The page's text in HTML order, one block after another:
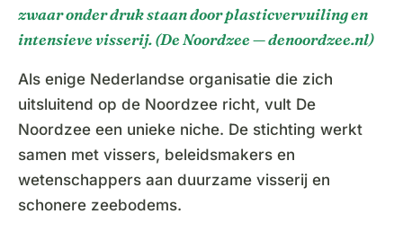
zwaar onder druk staan door plasticvervuiling en
intensieve visserij. (De Noordzee — denoordzee.nl)
Als enige Nederlandse organisatie die zich
uitsluitend op de Noordzee richt, vult De
Noordzee een unieke niche. De stichting werkt
samen met vissers, beleidsmakers en
wetenschappers aan duurzame visserij en
schonere zeebodems.